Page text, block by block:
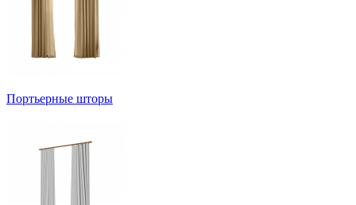
Портьерные шторы